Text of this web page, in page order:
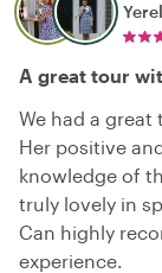
A great tour
We had a
Her positive
knowledge of
truly lovely in
Can highly
experience.